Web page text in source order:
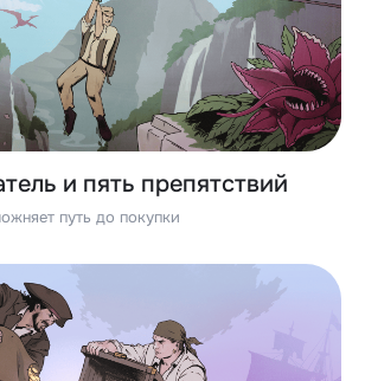
и пять препятствий
путь до покупки